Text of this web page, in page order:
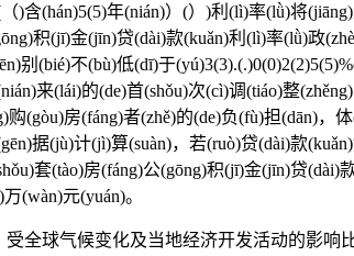
含(hán)5(5)年(nián)）(）)利(lì)率(lǜ)将
积(jī)金(jīn)贷(dài)款(kuǎn)利(lì)率(lǜ)政
别(bié)不(bù)低(dī)于
来(lái)的(de)首(shǒu)次(cì)调(tiáo)整
(gòu)房(fáng)者(zhě)的(de)负(fù)担(dān)
据(jù)计(jì)算(suàn)，若(ruò)贷(dài)款
套(tào)房(fáng)公(gōng)积(jī)金(jīn)贷
(wàn)元(yuán)。
气候变化及当地经济开发活动的影响比